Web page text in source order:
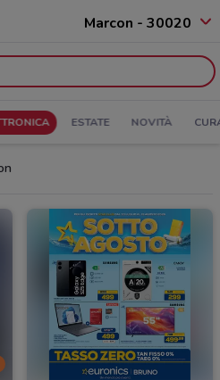
Marcon - 30020
ESTATE NOVITÀ